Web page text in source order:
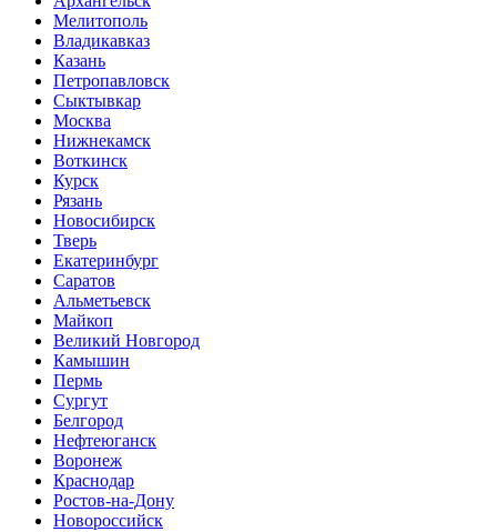
Мелитополь
Владикавказ
Казань
Петропавловск
Сыктывкар
Москва
Нижнекамск
Воткинск
Курск
Рязань
Новосибирск
Тверь
Екатеринбург
Саратов
Альметьевск
Майкоп
Великий Новгород
Камышин
Пермь
Сургут
Белгород
Нефтеюганск
Воронеж
Краснодар
Ростов-на-Дону
Новороссийск